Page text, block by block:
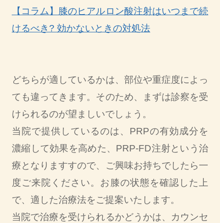
【コラム】膝のヒアルロン酸注射はいつまで続
けるべき? 効かないときの対処法
どちらが適しているかは、部位や重症度によっ
ても違ってきます。そのため、まずは診察を受
けられるのが望ましいでしょう。
当院で提供しているのは、PRPの有効成分を
濃縮して効果を高めた、PRP-FD注射という治
療となりますすので、ご興味お持ちでしたら一
度ご来院ください。お膝の状態を確認した上
で、適した治療法をご提案いたします。
当院で治療を受けられるかどうかは、カウンセ